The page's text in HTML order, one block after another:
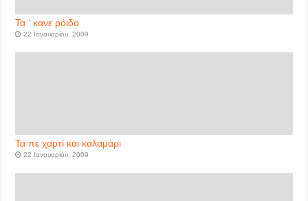
Τα ‘ κανε ρόιδο
22 Ιανουαρίου, 2009
Τα πε χαρτί και καλαμάρι
22 Ιανουαρίου, 2009